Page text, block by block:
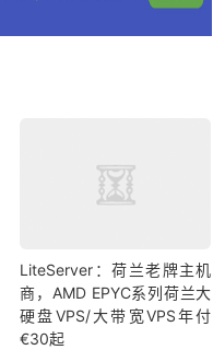
LiteServer：荷兰老牌主机
商，AMD EPYC系列荷兰大
硬盘VPS/大带宽VPS年付
€30起